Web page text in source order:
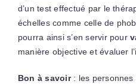
d’un test effectué par le
échelles comme celle de
pourra ainsi s’en servir pour
manière objective et évaluer
Bon à savoir: les personnes